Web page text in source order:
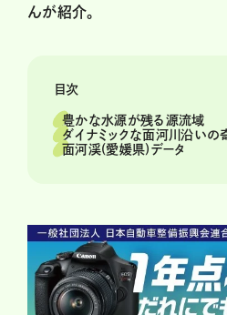
んが紹介。
目次
豊かな水源が残る源流域
ダイナミックな面河川沿いの
面河渓(愛媛県)データ